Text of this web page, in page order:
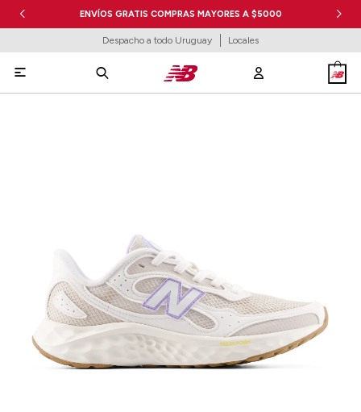
ENVÍOS GRATIS COMPRAS MAYORES A $5000
Despacho a todo Uruguay Locales
